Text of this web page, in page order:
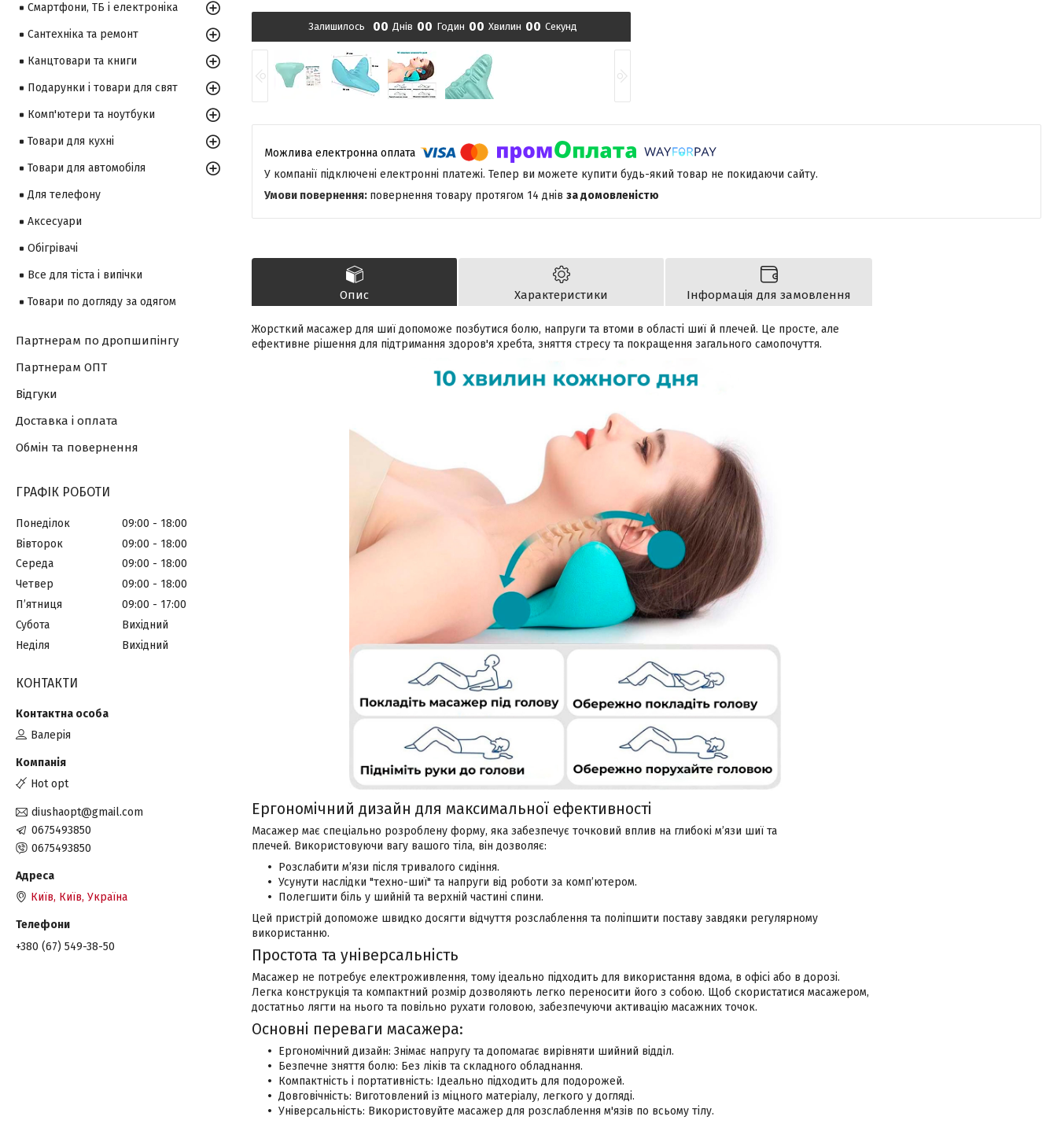
Залишилось 00 Днів 00 Годин 00 Хвилин 00 Секунд
У компанії підключені електронні платежі. Тепер ви можете купити будь-який товар не покидаючи сайту.
повернення товару протягом 14 днів за домовленістю
Опис Характеристики Інформація для замовлення
Жорсткий масажер для шиї допоможе позбутися болю, напруги та втоми в області шиї й плечей. Це просте, але
ефективне рішення для підтримання здоров'я хребта, зняття стресу та покращення загального самопочуття.
Ергономічний дизайн для максимальної ефективності
Масажер має спеціально розроблену форму, яка забезпечує точковий вплив на глибокі м’язи шиї та
плечей. Використовуючи вагу вашого тіла, він дозволяє:
Розслабити м’язи після тривалого сидіння.
Усунути наслідки "техно-шиї" та напруги від роботи за комп’ютером.
Полегшити біль у шийній та верхній частині спини.
Цей пристрій допоможе швидко досягти відчуття розслаблення та поліпшити поставу завдяки регулярному
використанню.
Простота та універсальність
Масажер не потребує електроживлення, тому ідеально підходить для використання вдома, в офісі або в дорозі.
Легка конструкція та компактний розмір дозволяють легко переносити його з собою. Щоб скористатися масажером,
достатньо лягти на нього та повільно рухати головою, забезпечуючи активацію масажних точок.
Основні переваги масажера:
Ергономічний дизайн: Знімає напругу та допомагає вирівняти шийний відділ.
Безпечне зняття болю: Без ліків та складного обладнання.
Компактність і портативність: Ідеально підходить для подорожей.
Довговічність: Виготовлений із міцного матеріалу, легкого у догляді.
Універсальність: Використовуйте масажер для розслаблення м'язів по всьому тілу.
Смартфони, ТБ і електроніка
Сантехніка та ремонт
Канцтовари та книги
Подарунки і товари для свят
Комп'ютери та ноутбуки
Товари для кухні
Товари для автомобіля
Для телефону
Аксесуари
Обігрівачі
Все для тіста і випічки
Товари по догляду за одягом
Партнерам по дропшипінгу
Партнерам ОПТ
Відгуки
Доставка і оплата
Обмін та повернення
ГРАФІК РОБОТИ
Понеділок 09:00
18:00
Вівторок
09:00
18:00
Середа
09:00
18:00
Четвер
09:00
18:00
Пʼятниця
09:00
17:00
Субота
Вихідний
Неділя
Вихідний
КОНТАКТИ
Валерія
Hot opt
diushaopt@gmail.com
0675493850
0675493850
Київ, Київ, Україна
+380 (67) 549-38-50